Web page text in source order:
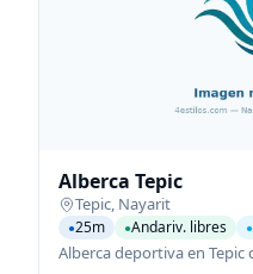
Alberca Tepic
Tepic, Nayarit
●25m ●Andariv. libres ●